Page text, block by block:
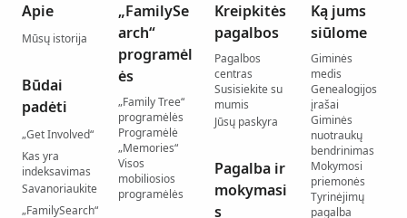
Apie
Mūsų istorija
Būdai
padėti
„Get Involved“
Kas yra
indeksavimas
Savanoriaukite
„FamilySearch“
„FamilySe
arch“
programėl
ės
„Family Tree“
programėlės
Programėlė
„Memories“
Visos
mobiliosios
programėlės
Kreipkitės
pagalbos
Pagalbos
centras
Susisiekite su
mumis
Jūsų paskyra
Pagalba ir
mokymasi
s
Ką jums
siūlome
Giminės
medis
Genealogijos
įrašai
Giminės
nuotraukų
bendrinimas
Mokymosi
priemonės
Tyrinėjimų
pagalba